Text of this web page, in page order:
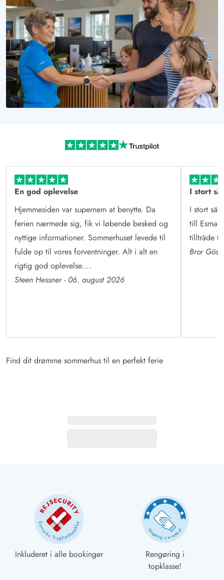
Uforpligtende at reservere, uforglemmelig at opleve
Læs mere om Esmark og vores historie
En god oplevelse
Hjemmesiden var supernem at benytte. Da
ferien nærmede sig, fik vi løbende besked og
nyttige informationer. Sommerhuset levede til
fulde op til vores forventninger. Alt i alt en
rigtig god oplevelse....
Steen Hessner - 06. august 2026
I stort
I stort
till
tillträde
Bror
Find dit drømme sommerhus til en perfekt ferie
Inkluderet i alle bookinger
Rengøring i
topklasse!